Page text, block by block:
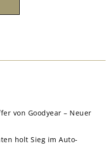
von Goodyear – Neuer
holt Sieg im Auto-